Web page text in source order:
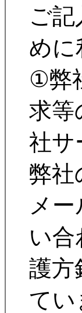
ご
めに
①弊
求
社サ
弊
メ
い合
護方
てい